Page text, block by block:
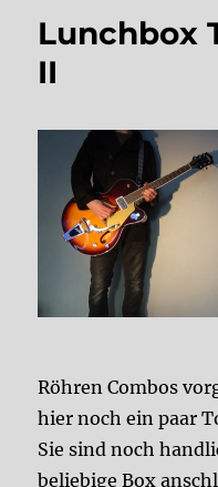
Lunchbox
II
Röhren Combos
hier noch ein paar
Sie sind noch
beliebige Box